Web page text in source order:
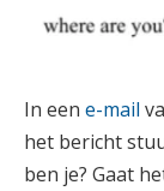
In een e-mail
het bericht
ben je? Gaat